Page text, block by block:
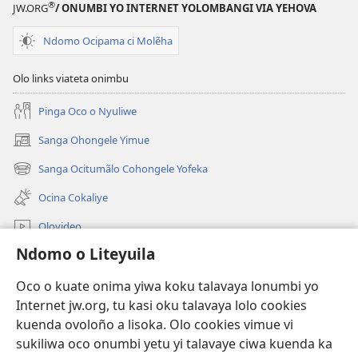
Ndomo o Liteyuila
Oco o kuate onima yiwa koku talavaya lonumbi yo
Internet jw.org, tu kasi oku talavaya lolo cookies
kuenda ovoloño a lisoka. Olo cookies vimue vi
sukiliwa oco onumbi yetu yi talavaye ciwa kuenda ka
JW.ORG®/ ONUMBI YO INTERNET YOLOMBANGI VIA YEHOVA
Ndomo Ocipama ci Molẽha
Olo links viateta onimbu
Pinga Oco o Nyuliwe
Sanga Ohongele Yimue
(yikula
onjanela
yokaliye)
Sanga Ocitumãlo Cohongele Yofeka
(yikula
onjanela
yokaliye)
Ocina Cokaliye
Olovideo
Videos with Audio Descriptions
Sandiliya
Ekuatiso
Olombanjaile